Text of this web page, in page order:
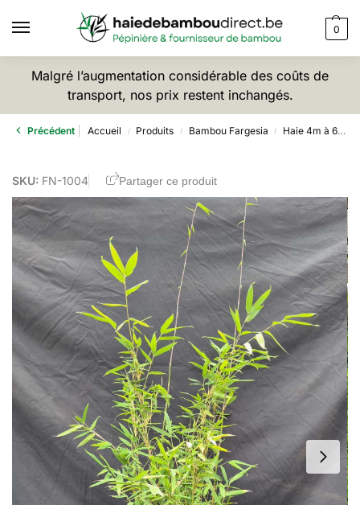
0
Malgré l’augmentation considérable des coûts de
transport, nos prix restent inchangés.
Précédent Accueil / Produits / Bambou Fargesia / Haie 4m à 6m
SKU: FN-1004 Partager ce produit